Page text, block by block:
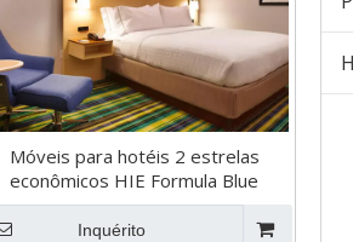
Móveis para hotéis 2 estrelas
econômicos HIE Formula Blue
Inquérito